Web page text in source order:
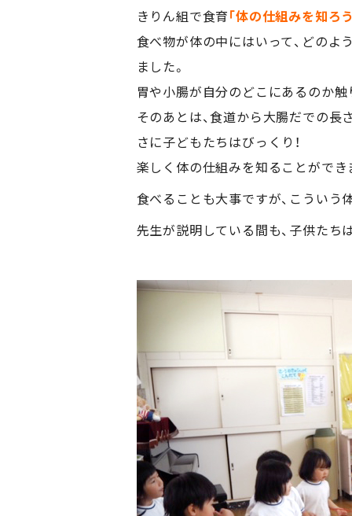
きりん組で食育｢体の仕組みを知ろ
食べ物が体の中にはいって、どの
ました。
胃や小腸が自分のどこにあるのか
そのあとは、食道から大腸だでの
さに子どもたちはびっくり！
楽しく体の仕組みを知ることができ
食べることも大事ですが、こういう
先生が説明している間も、子供たち